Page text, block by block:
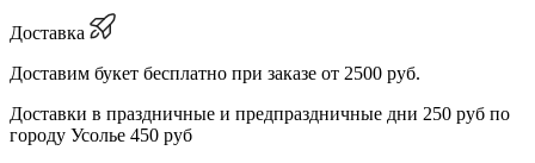
Доставка
Доставим букет бесплатно при заказе от 2500 руб.
Доставки в праздничные и предпраздничные дни 250 руб по
городу Усолье 450 руб